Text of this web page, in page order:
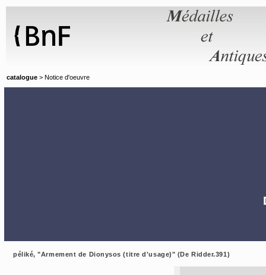
catalogue > Notice d'oeuvre
péliké, "Armement de Dionysos (titre d'usage)" (De Ridder.391)